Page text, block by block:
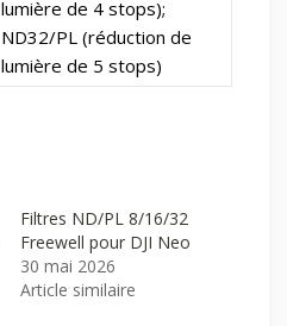
lumière de 4 stops);
ND32/PL (réduction de
lumière de 5 stops)
Filtres ND/PL 8/16/32
Freewell pour DJI Neo
30 mai 2026
Article similaire